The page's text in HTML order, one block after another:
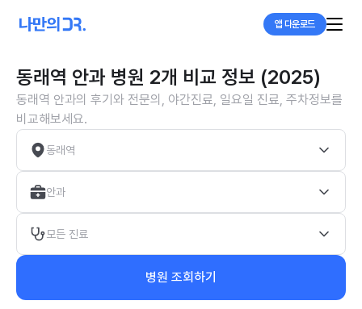
앱 다운로드
동래역 안과 병원 2개 비교 정보 (2025)
동래역 안과의 후기와 전문의, 야간진료, 일요일 진료, 주차정보를
비교해보세요.
동래역
안과
모든 진료
병원 조회하기